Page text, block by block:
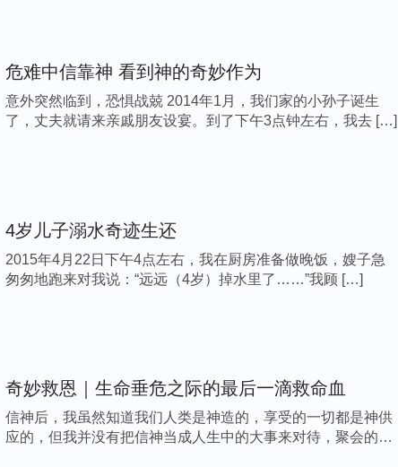
一幕也激动地含着泪赞美神的全能！
我的病，却不能救我的命，科学再发达，仪器再先进也
救主就是神，他时刻陪伴在我们的身边，不离我们的左
，他就看顾保守着我们，使我们从困境中走出来，转
更加定真神，相信神的全能主宰。
，我看到神的话说：“到有一天，你会觉得造物主不再
主从未向你掩面，造物主离你并不遥远，造物主不再
的那一位，他真真切切地守护在你左右，他供应着你
远的天际，他不在云端间隐秘，他就在你的身边主宰着
唯一。这样的一位神让你心生爱慕，让你依恋，让你亲
报他给你的一切，你只愿归服在他的权下。”“ 人自己能
救人吗？孔子能救人吗？那个观音菩萨能救人吗？（不
话太信实了，我实际地经历到了，神不在遥远的地方，
危难中信靠神 看到神的奇妙作为
意外突然临到，恐惧战兢 2014年1月，我们家的小孙子诞生
了，丈夫就请来亲戚朋友设宴。到了下午3点钟左右，我去 […]
4岁儿子溺水奇迹生还
2015年4月22日下午4点左右，我在厨房准备做晚饭，嫂子急
匆匆地跑来对我说：“远远（4岁）掉水里了……”我顾 […]
奇妙救恩｜生命垂危之际的最后一滴救命血
信神后，我虽然知道我们人类是神造的，享受的一切都是神供
应的，但我并没有把信神当成人生中的大事来对待，聚会的日